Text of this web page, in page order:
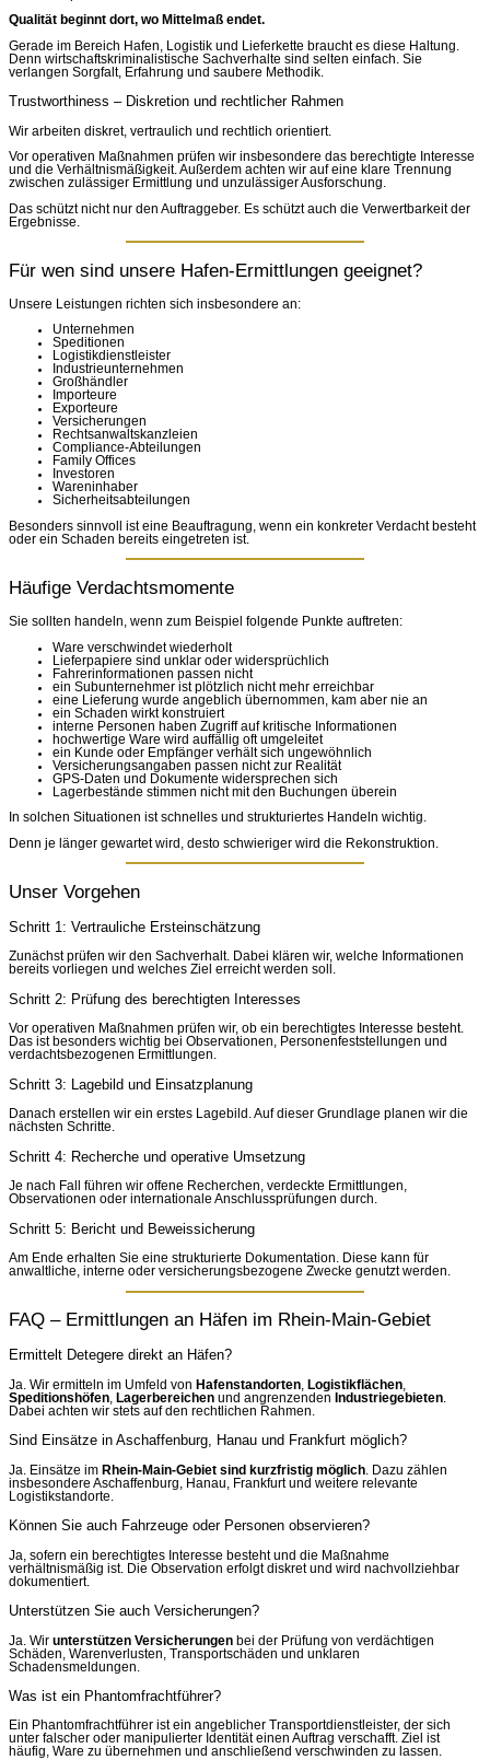
Qualität beginnt dort, wo Mittelmaß endet.
Gerade im Bereich Hafen, Logistik und Lieferkette braucht es diese Haltung.
Denn wirtschaftskriminalistische Sachverhalte sind selten einfach. Sie
verlangen Sorgfalt, Erfahrung und saubere Methodik.
Trustworthiness – Diskretion und rechtlicher Rahmen
Wir arbeiten diskret, vertraulich und rechtlich orientiert.
Vor operativen Maßnahmen prüfen wir insbesondere das berechtigte Interesse
und die Verhältnismäßigkeit. Außerdem achten wir auf eine klare Trennung
zwischen zulässiger Ermittlung und unzulässiger Ausforschung.
Das schützt nicht nur den Auftraggeber. Es schützt auch die Verwertbarkeit der
Ergebnisse.
Für wen sind unsere Hafen-Ermittlungen geeignet?
Unsere Leistungen richten sich insbesondere an:
Unternehmen
Speditionen
Logistikdienstleister
Industrieunternehmen
Großhändler
Importeure
Exporteure
Versicherungen
Rechtsanwaltskanzleien
Compliance-Abteilungen
Family Offices
Investoren
Wareninhaber
Sicherheitsabteilungen
Besonders sinnvoll ist eine Beauftragung, wenn ein konkreter Verdacht besteht
oder ein Schaden bereits eingetreten ist.
Häufige Verdachtsmomente
Sie sollten handeln, wenn zum Beispiel folgende Punkte auftreten:
Ware verschwindet wiederholt
Lieferpapiere sind unklar oder widersprüchlich
Fahrerinformationen passen nicht
ein Subunternehmer ist plötzlich nicht mehr erreichbar
eine Lieferung wurde angeblich übernommen, kam aber nie an
ein Schaden wirkt konstruiert
interne Personen haben Zugriff auf kritische Informationen
hochwertige Ware wird auffällig oft umgeleitet
ein Kunde oder Empfänger verhält sich ungewöhnlich
Versicherungsangaben passen nicht zur Realität
GPS-Daten und Dokumente widersprechen sich
Lagerbestände stimmen nicht mit den Buchungen überein
In solchen Situationen ist schnelles und strukturiertes Handeln wichtig.
Denn je länger gewartet wird, desto schwieriger wird die Rekonstruktion.
Unser Vorgehen
Schritt 1: Vertrauliche Ersteinschätzung
Zunächst prüfen wir den Sachverhalt. Dabei klären wir, welche Informationen
bereits vorliegen und welches Ziel erreicht werden soll.
Schritt 2: Prüfung des berechtigten Interesses
Vor operativen Maßnahmen prüfen wir, ob ein berechtigtes Interesse besteht.
Das ist besonders wichtig bei Observationen, Personenfeststellungen und
verdachtsbezogenen Ermittlungen.
Schritt 3: Lagebild und Einsatzplanung
Danach erstellen wir ein erstes Lagebild. Auf dieser Grundlage planen wir die
nächsten Schritte.
Schritt 4: Recherche und operative Umsetzung
Je nach Fall führen wir offene Recherchen, verdeckte Ermittlungen,
Observationen oder internationale Anschlussprüfungen durch.
Schritt 5: Bericht und Beweissicherung
Am Ende erhalten Sie eine strukturierte Dokumentation. Diese kann für
anwaltliche, interne oder versicherungsbezogene Zwecke genutzt werden.
FAQ – Ermittlungen an Häfen im Rhein-Main-Gebiet
Ermittelt Detegere direkt an Häfen?
Ja. Wir ermitteln im Umfeld von Hafenstandorten Logistikflächen
Speditionshöfen
Lagerbereichen und angrenzenden Industriegebieten
Dabei achten wir stets auf den rechtlichen Rahmen.
Sind Einsätze in Aschaffenburg, Hanau und Frankfurt möglich?
Ja. Einsätze im Rhein-Main-Gebiet sind kurzfristig möglich . Dazu zählen
insbesondere Aschaffenburg, Hanau, Frankfurt und weitere relevante
Logistikstandorte.
Können Sie auch Fahrzeuge oder Personen observieren?
Ja, sofern ein berechtigtes Interesse besteht und die Maßnahme
verhältnismäßig ist. Die Observation erfolgt diskret und wird nachvollziehbar
dokumentiert.
Unterstützen Sie auch Versicherungen?
Ja. Wir unterstützen Versicherungen bei der Prüfung von verdächtigen
Schäden, Warenverlusten, Transportschäden und unklaren
Schadensmeldungen.
Was ist ein Phantomfrachtführer?
Ein Phantomfrachtführer ist ein angeblicher Transportdienstleister, der sich
unter falscher oder manipulierter Identität einen Auftrag verschafft. Ziel ist
häufig, Ware zu übernehmen und anschließend verschwinden zu lassen.